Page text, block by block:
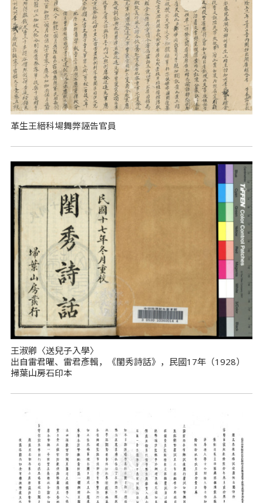
革生王縉科場舞弊誣告官員
王淑卿〈送兒子入學〉
出自雷君曜、雷君彥輯，《閨秀詩話》，民國17年（1928）
掃葉山房石印本